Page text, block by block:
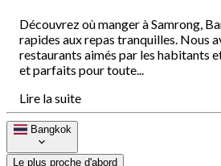
Découvrez où manger à Samrong,
rapides aux repas tranquilles. Nous
restaurants aimés par les habitants
et parfaits pour toute...
Lire la suite
Bangkok
Le plus proche d'abord